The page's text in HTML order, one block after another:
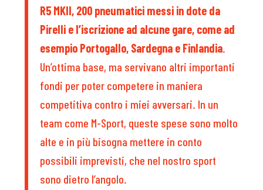
R5 MKII, 200 pneumatici messi in dote da
Pirelli e l’iscrizione ad alcune gare, come ad
esempio Portogallo, Sardegna e Finlandia.
Un’ottima base, ma servivano altri importanti
fondi per poter competere in maniera
competitiva contro i miei avversari. In un
team come M-Sport, queste spese sono molto
alte e in più bisogna mettere in conto
possibili imprevisti, che nel nostro sport
sono dietro l’angolo.